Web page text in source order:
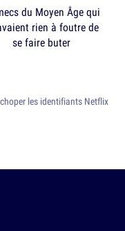
du Moyen Âge qui
rien à foutre de
se faire buter
les identifiants Netflix